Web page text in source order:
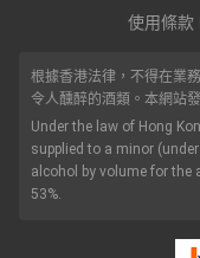
使用條款
根據香港法律，不得在業
令人醺醉的酒類。本網站
Under the law of Hong
supplied to a minor
alcohol by volume for the
53%.